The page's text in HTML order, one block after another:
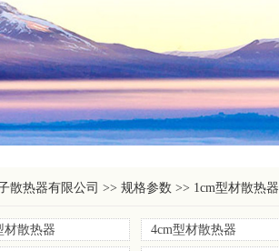
散热器有限公司 >> 规格参数 >> 1cm型材散热器
材散热器 4cm型材散热器